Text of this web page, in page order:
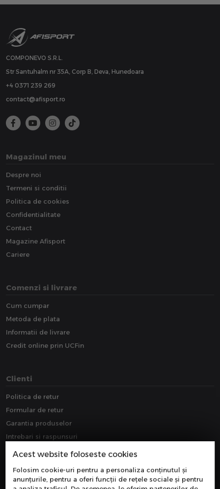
COMPONEVO S.R.L.
Str Santuhalm nr 35A, Corp B, Deva, Hunedoara
+4 0371 239 269
contact@afisport.ro
Magazinul meu
Despre noi
Termeni si conditii
Politica de cookies
Confidentialitate
Contact
Magazine Afisport
Cariere
Comenzi si livrare
Cum cumpar
Metoda de plata
Informatii de livrare
Credit online prin UCFin
Clienti
Politica de retur
Formular de retur
Garantia produselor
Intrebari si raspunsuri
Downloads
Acest website foloseste cookies
Folosim cookie-uri pentru a personaliza conținutul și
anunțurile, pentru a oferi funcții de rețele sociale și pentru